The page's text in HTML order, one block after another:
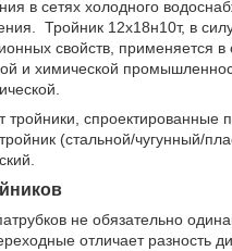
в сетях холодного
Тройник 12х18н10т, в
свойств, применяется
и химической
тройники, спроектированные
(стальной/чугунный/
не обязательно
отличает разность